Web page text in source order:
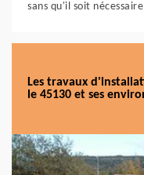
sans qu'il soit
Les travaux
le 45130 et ses